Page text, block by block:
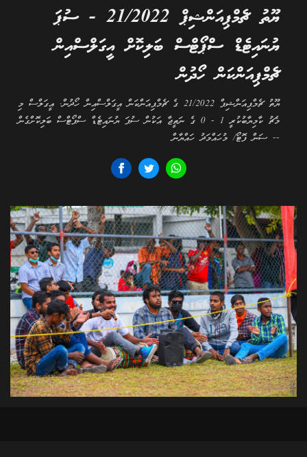
ޔޫތު ޗެމްޕިއަންޝިޕް 21/2022 - ސުޕަ
ޔުނައިޓެޑް ސްޕޯޓްސް ބަލިކޮށް އީގަލްސްއިން
ޗެމްޕިއަންކަން ހޯދުން
ޔޫތު ޗެމްޕިއަންޝިޕް 21/2022 ގެ ޗެމްޕިއަންކަން އީގަލްސްއިން ހޯދުން. އީގަލްސް މި
މެޗު ކާމިޔާބުކުރީ 1 - 0 ގެ ނަތީޖާ އަކުން ސުޕަ ޔުނައިޓެޑް ސްޕޯޓްސް ބަލިކޮށްގެން
-- ސަން ފޮޓޯ/ މުހައްމަދު ހައްޔާން